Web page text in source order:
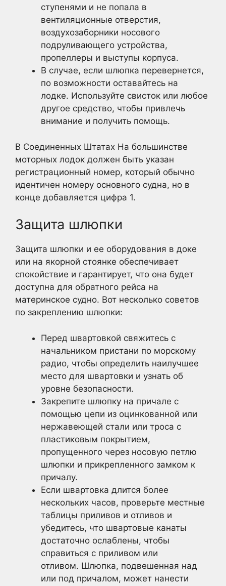
ступенями и не попала в
вентиляционные отверстия,
воздухозаборники носового
подруливающего устройства,
пропеллеры и выступы корпуса.
В случае, если шлюпка перевернется,
по возможности оставайтесь на
лодке. Используйте свисток или любое
другое средство, чтобы привлечь
внимание и получить помощь.
В Соединенных Штатах На большинстве
моторных лодок должен быть указан
регистрационный номер, который обычно
идентичен номеру основного судна, но в
конце добавляется цифра 1.
Защита шлюпки
Защита шлюпки и ее оборудования в доке
или на якорной стоянке обеспечивает
спокойствие и гарантирует, что она будет
доступна для обратного рейса на
материнское судно. Вот несколько советов
по закреплению шлюпки:
Перед швартовкой свяжитесь с
начальником пристани по морскому
радио, чтобы определить наилучшее
место для швартовки и узнать об
уровне безопасности.
Закрепите шлюпку на причале с
помощью цепи из оцинкованной или
нержавеющей стали или троса с
пластиковым покрытием,
пропущенного через носовую петлю
шлюпки и прикрепленного замком к
причалу.
Если швартовка длится более
нескольких часов, проверьте местные
таблицы приливов и отливов и
убедитесь, что швартовые канаты
достаточно ослаблены, чтобы
справиться с приливом или
отливом. Шлюпка, подвешенная над
или под причалом, может нанести